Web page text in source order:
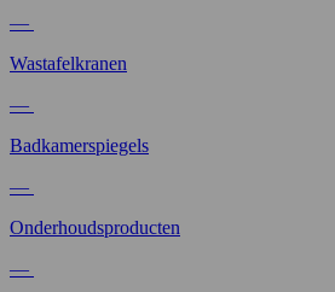
—
Wastafelkranen
—
Badkamerspiegels
—
Onderhoudsproducten
—